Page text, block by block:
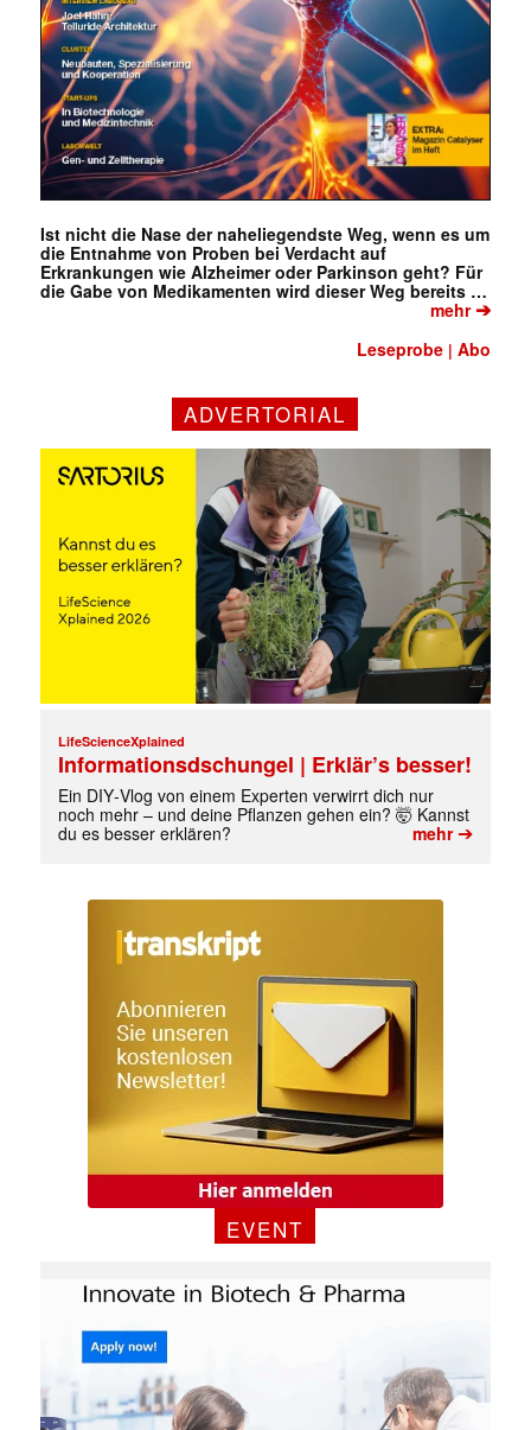
✕
Ist nicht die Nase der naheliegendste Weg, wenn es um
die Entnahme von Proben bei Verdacht auf
Erkrankungen wie Alzheimer oder Parkinson geht? Für
die Gabe von Medikamenten wird dieser Weg bereits …
mehr➔
Leseprobe |Abo
ADVERTORIAL
LifeScienceXplained
Informationsdschungel | Erklär’s besser!
Ein DIY‑Vlog von einem Experten verwirrt dich nur
noch mehr – und deine Pflanzen gehen ein? 🤯 Kannst
du es besser erklären?
mehr➔
EVENT